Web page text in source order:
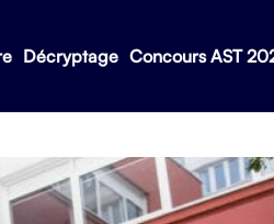
Décryptage Concours AST